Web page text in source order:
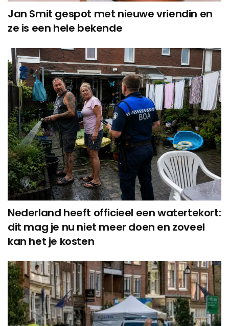
Jan Smit gespot met nieuwe vriendin en
ze is een hele bekende
Nederland heeft officieel een watertekort:
dit mag je nu niet meer doen en zoveel
kan het je kosten